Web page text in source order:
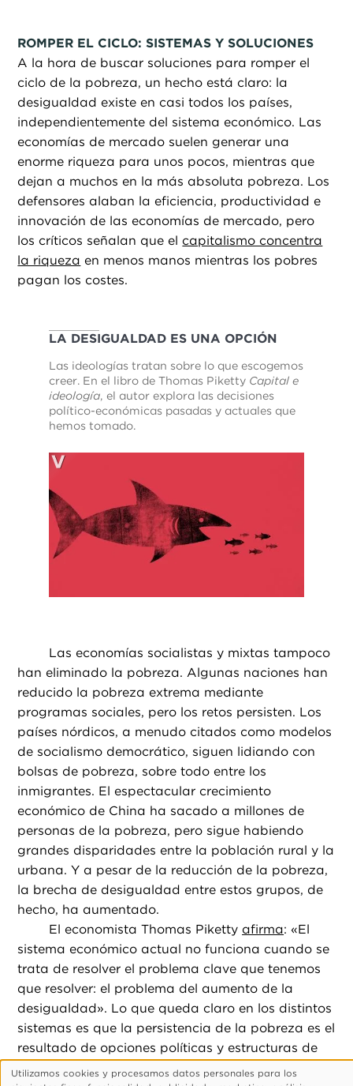
ROMPER EL CICLO: SISTEMAS Y SOLUCIONES
A la hora de buscar soluciones para romper el
ciclo de la pobreza, un hecho está claro: la
desigualdad existe en casi todos los países,
independientemente del sistema económico. Las
economías de mercado suelen generar una
enorme riqueza para unos pocos, mientras que
dejan a muchos en la más absoluta pobreza. Los
defensores alaban la eficiencia, productividad e
innovación de las economías de mercado, pero
los críticos señalan que el capitalismo concentra
la riqueza en menos manos mientras los pobres
pagan los costes.
LA DESIGUALDAD ES UNA OPCIÓN
Las ideologías tratan sobre lo que escogemos
creer. En el libro de Thomas Piketty Capital e
ideología, el autor explora las decisiones
político-económicas pasadas y actuales que
hemos tomado.
Las economías socialistas y mixtas tampoco
han eliminado la pobreza. Algunas naciones han
reducido la pobreza extrema mediante
programas sociales, pero los retos persisten. Los
países nórdicos, a menudo citados como modelos
de socialismo democrático, siguen lidiando con
bolsas de pobreza, sobre todo entre los
inmigrantes. El espectacular crecimiento
económico de China ha sacado a millones de
personas de la pobreza, pero sigue habiendo
grandes disparidades entre la población rural y la
urbana. Y a pesar de la reducción de la pobreza,
la brecha de desigualdad entre estos grupos, de
hecho, ha aumentado.
El economista Thomas Piketty afirma: «El
sistema económico actual no funciona cuando se
trata de resolver el problema clave que tenemos
que resolver: el problema del aumento de la
desigualdad». Lo que queda claro en los distintos
sistemas es que la persistencia de la pobreza es el
resultado de opciones políticas y estructuras de
poder. Ya sea en economías de mercado,
Uso
Utilizamos cookies y procesamos datos personales para los